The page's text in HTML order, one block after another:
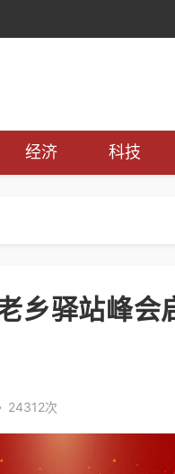
经济 科技
乡驿站峰会
24312次